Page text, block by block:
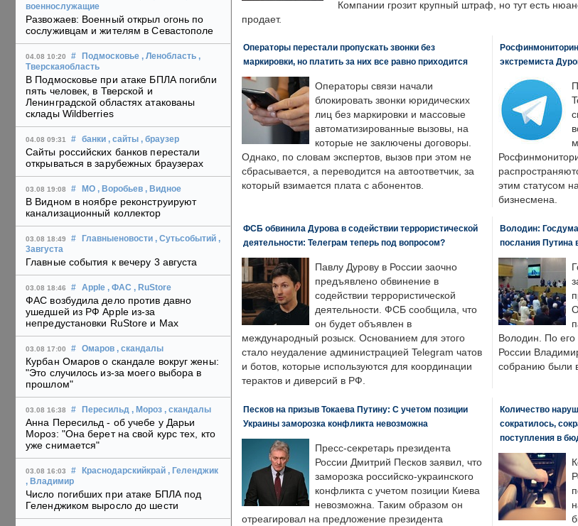
военнослужащие
Развожаев: Военный открыл огонь по
сослуживцам и жителям в Севастополе
04.08 10:20 # Подмосковье , Ленобласть ,
Тверскаяобласть
В Подмосковье при атаке БПЛА погибли
пять человек, в Тверской и
Ленинградской областях атакованы
склады Wildberries
04.08 09:31 # банки , сайты , браузер
Сайты российских банков перестали
открываться в зарубежных браузерах
03.08 19:08 # МО , Воробьев , Видное
В Видном в ноябре реконструируют
канализационный коллектор
03.08 18:49 # Главныеновости , Сутьсобытий ,
3августа
Главные события к вечеру 3 августа
03.08 18:46 # Apple , ФАС , RuStore
ФАС возбудила дело против давно
ушедшей из РФ Apple из-за
непредустановки RuStore и Max
03.08 17:00 # Омаров , скандалы
Курбан Омаров о скандале вокруг жены:
"Это случилось из-за моего выбора в
прошлом"
03.08 16:38 # Пересильд , Мороз , скандалы
Анна Пересильд - об учебе у Дарьи
Мороз: "Она берет на свой курс тех, кто
уже снимается"
03.08 16:03 # Краснодарскийкрай , Геленджик
, Владимир
Число погибших при атаке БПЛА под
Геленджиком выросло до шести
Компании грозит крупный штраф, но тут есть
продает.
Операторы перестали пропускать звонки без
маркировки, но платить за них все равно приходится
Операторы связи начали
блокировать звонки юридических
лиц без маркировки и массовые
автоматизированные вызовы, на
которые не заключены договоры.
Однако, по словам экспертов, вызов при этом не
сбрасывается, а переводится на автоответчик, за
который взимается плата с абонентов.
экстремиста
этим статусом
бизнесмена.
ФСБ обвинила Дурова в содействии террористической
деятельности: Телеграм теперь под вопросом?
Павлу Дурову в России заочно
предъявлено обвинение в
содействии террористической
деятельности. ФСБ сообщила, что
он будет объявлен в
международный розыск. Основанием для этого
стало неудаление администрацией Telegram чатов
и ботов, которые используются для координации
терактов и диверсий в РФ.
Володин:
послания Путина
Володин. По
России
собранию были
Песков на призыв Токаева Путину: С учетом позиции
Украины заморозка конфликта невозможна
Пресс-секретарь президента
России Дмитрий Песков заявил, что
заморозка российско-украинского
конфликта с учетом позиции Киева
невозможна. Таким образом он
отреагировал на предложение президента
Количество
сократилось,
поступления в